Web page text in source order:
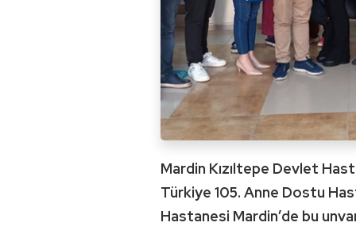
Mardin Kızıltepe Devlet
Türkiye 105. Anne Dostu
Hastanesi Mardin’de bu